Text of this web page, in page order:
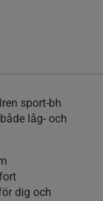
sport-bh
låg- och
dig och